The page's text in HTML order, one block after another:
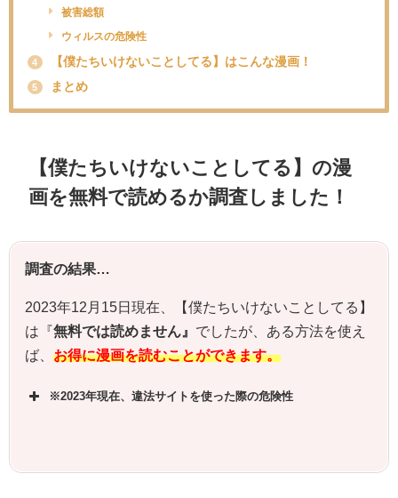
被害総額
ウィルスの危険性
4 【僕たちいけないことしてる】はこんな漫画！
5 まとめ
【僕たちいけないことしてる】の漫
画を無料で読めるか調査しました！
調査の結果…
2023年12月15日現在、【僕たちいけないことしてる 】
は『無料では読めません』 でしたが、ある方法を使え
ば、 お得に漫画を読むことができます。
※2023年現在、違法サイトを使った際の危険性